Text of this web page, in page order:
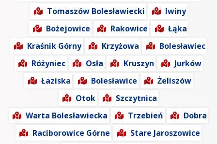
Tomaszów Bolesławiecki
Iwiny
Bożejowice
Rakowice
Łąka
Kraśnik Górny
Krzyżowa
Bolesławiec
Różyniec
Osła Kruszyn
Jurków
Łaziska
Bolesławice
Żeliszów
Otok
Szczytnica
Warta Bolesławiecka
Trzebień
Dobra
Raciborowice Górne
Stare Jaroszowice